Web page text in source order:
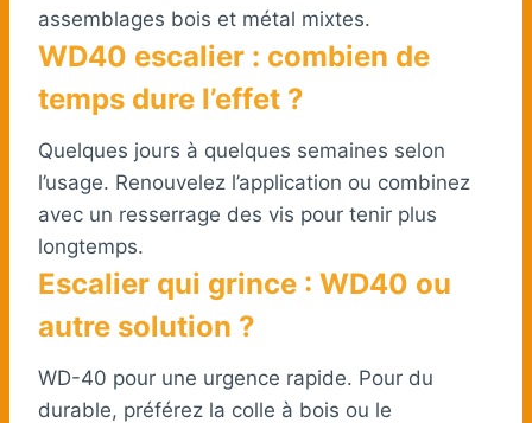
assemblages bois et métal mixtes.
WD40 escalier : combien de
temps dure l’effet ?
Quelques jours à quelques semaines selon
l’usage. Renouvelez l’application ou combinez
avec un resserrage des vis pour tenir plus
longtemps.
Escalier qui grince : WD40 ou
autre solution ?
WD-40 pour une urgence rapide. Pour du
durable, préférez la colle à bois ou le